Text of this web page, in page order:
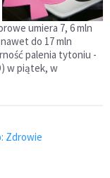
umiera 7, 6 mln
do 17 mln
palenia tytoniu -
w piątek, w
Zdrowie